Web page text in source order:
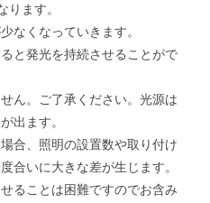
ます。
なくなっていきます。
と発光を持続させることがで
ん。ご了承ください。光源は
出ます。
合、照明の設置数や取り付け
合いに大きな差が生じます。
ることは困難ですのでお含み